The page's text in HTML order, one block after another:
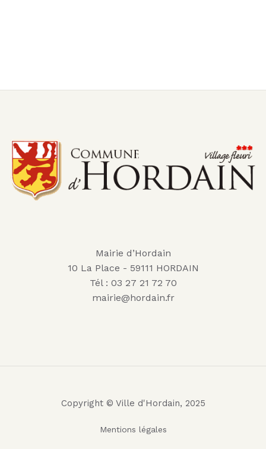
Mairie d’Hordain
10 La Place - 59111 HORDAIN
Tél : 03 27 21 72 70
mairie@hordain.fr
Copyright © Ville d'Hordain, 2025
Mentions légales